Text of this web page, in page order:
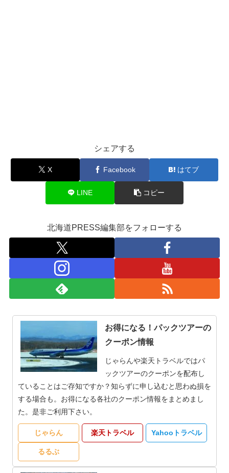
シェアする
X Facebook はてブ
LINE コピー
北海道PRESS編集部をフォローする
お得になる！パックツアーの
クーポン情報
じゃらんや楽天トラベルではパ
ックツアーのクーポンを配布し
ていることはご存知ですか？知らずに申し込むと思わぬ損を
する場合も。お得になる各社のクーポン情報をまとめまし
た。是非ご利用下さい。
じゃらん 楽天トラベル Yahooトラベル
るるぶ